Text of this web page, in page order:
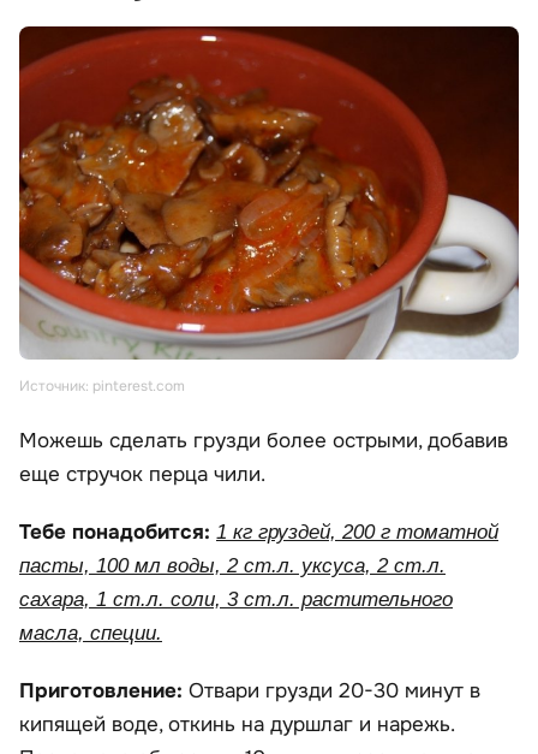
Источник: pinterest.com
Можешь сделать грузди более острыми, добавив
еще стручок перца чили.
Тебе понадобится: 1 кг груздей, 200 г томатной
пасты, 100 мл воды, 2 ст.л. уксуса, 2 ст.л.
сахара, 1 ст.л. соли, 3 ст.л. растительного
масла, специи.
Приготовление: Отвари грузди 20-30 минут в
кипящей воде, откинь на дуршлаг и нарежь.